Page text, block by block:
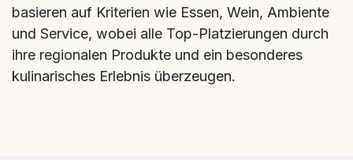
basieren auf Kriterien wie Essen, Wein, Ambiente
und Service, wobei alle Top-Platzierungen durch
ihre regionalen Produkte und ein besonderes
kulinarisches Erlebnis überzeugen.